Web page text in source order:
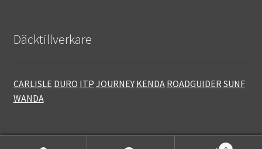
Däcktillverkare
CARLISLE DURO ITP JOURNEY KENDA ROADGUIDER SUNF
WANDA